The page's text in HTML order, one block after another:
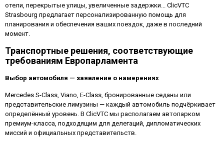
отели, перекрытые улицы, увеличенные задержки... ClicVTC
Strasbourg предлагает персонализированную помощь для
планирования и обеспечения ваших поездок, даже в последний
момент.
Транспортные решения, соответствующие
требованиям Европарламента
Выбор автомобиля — заявление о намерениях
Mercedes S-Class, Viano, E-Class, бронированные седаны или
представительские лимузины — каждый автомобиль подчёркивает
определённый уровень. В ClicVTC мы располагаем автопарком
премиум-класса, подходящим для делегаций, дипломатических
миссий и официальных представительств.